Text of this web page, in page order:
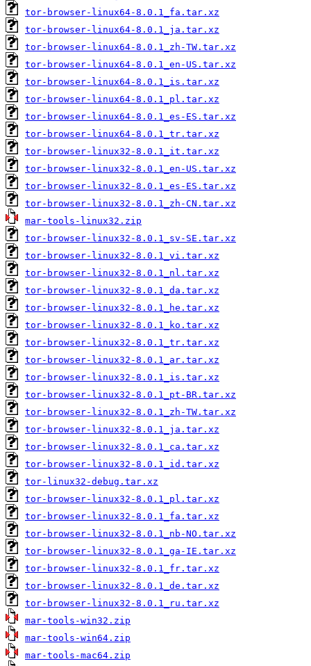
tor-browser-linux64-8.0.1_fa.tar.xz
tor-browser-linux64-8.0.1_ja.tar.xz
tor-browser-linux64-8.0.1_zh-TW.tar.xz
tor-browser-linux64-8.0.1_en-US.tar.xz
tor-browser-linux64-8.0.1_is.tar.xz
tor-browser-linux64-8.0.1_pl.tar.xz
tor-browser-linux64-8.0.1_es-ES.tar.xz
tor-browser-linux64-8.0.1_tr.tar.xz
tor-browser-linux32-8.0.1_it.tar.xz
tor-browser-linux32-8.0.1_en-US.tar.xz
tor-browser-linux32-8.0.1_es-ES.tar.xz
tor-browser-linux32-8.0.1_zh-CN.tar.xz
mar-tools-linux32.zip
tor-browser-linux32-8.0.1_sv-SE.tar.xz
tor-browser-linux32-8.0.1_vi.tar.xz
tor-browser-linux32-8.0.1_nl.tar.xz
tor-browser-linux32-8.0.1_da.tar.xz
tor-browser-linux32-8.0.1_he.tar.xz
tor-browser-linux32-8.0.1_ko.tar.xz
tor-browser-linux32-8.0.1_tr.tar.xz
tor-browser-linux32-8.0.1_ar.tar.xz
tor-browser-linux32-8.0.1_is.tar.xz
tor-browser-linux32-8.0.1_pt-BR.tar.xz
tor-browser-linux32-8.0.1_zh-TW.tar.xz
tor-browser-linux32-8.0.1_ja.tar.xz
tor-browser-linux32-8.0.1_ca.tar.xz
tor-browser-linux32-8.0.1_id.tar.xz
tor-linux32-debug.tar.xz
tor-browser-linux32-8.0.1_pl.tar.xz
tor-browser-linux32-8.0.1_fa.tar.xz
tor-browser-linux32-8.0.1_nb-NO.tar.xz
tor-browser-linux32-8.0.1_ga-IE.tar.xz
tor-browser-linux32-8.0.1_fr.tar.xz
tor-browser-linux32-8.0.1_de.tar.xz
tor-browser-linux32-8.0.1_ru.tar.xz
mar-tools-win32.zip
mar-tools-win64.zip
mar-tools-mac64.zip